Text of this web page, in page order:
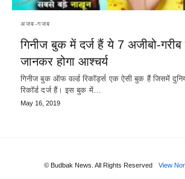
अजब-गजब
गिनीज बुक में दर्ज हैं ये 7 अजीबो-गरीब
जानकर होगा आश्चर्य
गिनीज बुक ऑफ वर्ल्ड रिकॉर्ड्स एक ऐसी बुक हैं जिसमें
रिकॉर्ड दर्ज हैं। इस बुक में…
May 16, 2019
© Budbak News. All Rights Reserved View